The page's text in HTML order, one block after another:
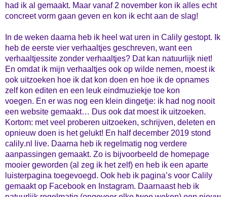
had ik al gemaakt. Maar vanaf 2 november kon ik alles echt
concreet vorm gaan geven en kon ik echt aan de slag!
In de weken daarna heb ik heel wat uren in Calily gestopt. Ik
heb de eerste vier verhaaltjes geschreven, want een
verhaaltjessite zonder verhaaltjes? Dat kan natuurlijk niet!
En omdat ik mijn verhaaltjes ook op wilde nemen, moest ik
ook uitzoeken hoe ik dat kon doen en hoe ik de opnames
zelf kon editen en een leuk eindmuziekje toe kon
voegen. En er was nog een klein dingetje: ik had nog nooit
een website gemaakt… Dus ook dat moest ik uitzoeken.
Kortom: met veel proberen uitzoeken, schrijven, deleten en
opnieuw doen is het gelukt! En half december 2019 stond
calily.nl live. Daarna heb ik regelmatig nog verdere
aanpassingen gemaakt. Zo is bijvoorbeeld de homepage
mooier geworden (al zeg ik het zelf) en heb ik een aparte
luisterpagina toegevoegd. Ook heb ik pagina’s voor Calily
gemaakt op Facebook en Instagram. Daarnaast heb ik